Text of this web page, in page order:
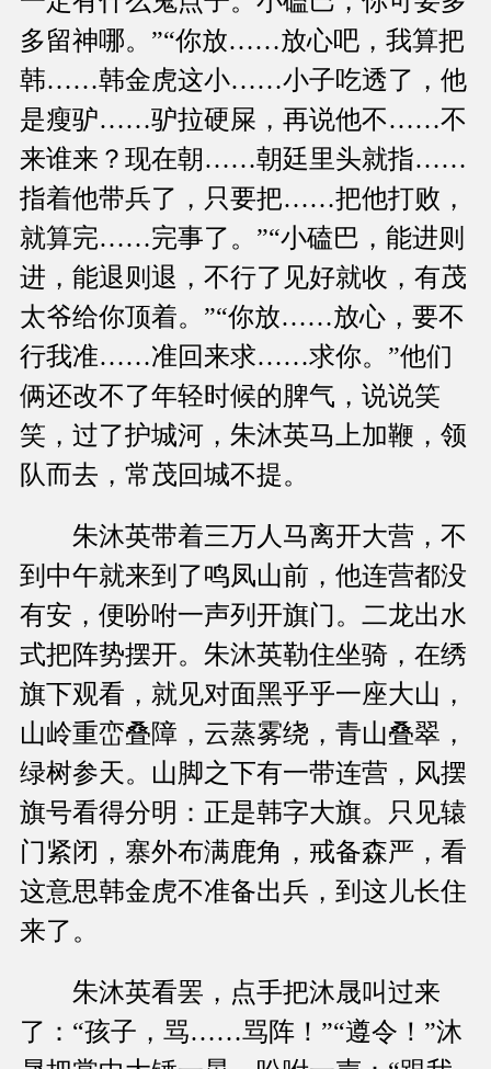
多留神哪。”“你放……放心吧，我算把
韩……韩金虎这小……小子吃透了，他
是瘦驴……驴拉硬屎，再说他不……不
来谁来？现在朝……朝廷里头就指……
指着他带兵了，只要把……把他打败，
就算完……完事了。”“小磕巴，能进则
进，能退则退，不行了见好就收，有茂
太爷给你顶着。”“你放……放心，要不
行我准……准回来求……求你。”他们
俩还改不了年轻时候的脾气，说说笑
笑，过了护城河，朱沐英马上加鞭，领
队而去，常茂回城不提。
朱沐英带着三万人马离开大营，不
到中午就来到了鸣凤山前，他连营都没
有安，便吩咐一声列开旗门。二龙出水
式把阵势摆开。朱沐英勒住坐骑，在绣
旗下观看，就见对面黑乎乎一座大山，
山岭重峦叠障，云蒸雾绕，青山叠翠，
绿树参天。山脚之下有一带连营，风摆
旗号看得分明：正是韩字大旗。只见辕
门紧闭，寨外布满鹿角，戒备森严，看
这意思韩金虎不准备出兵，到这儿长住
来了。
朱沐英看罢，点手把沐晟叫过来
了：“孩子，骂……骂阵！”“遵令！”沐